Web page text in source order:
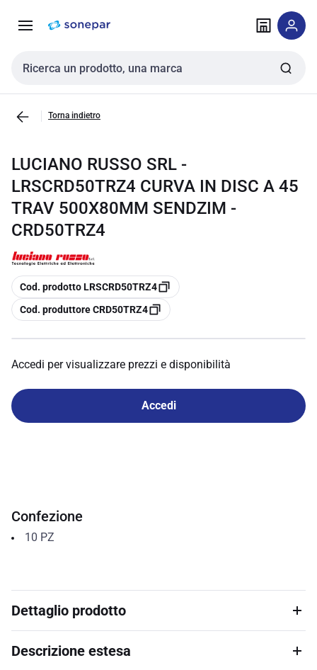
navigazione alla
Cerca input
Torna indietro
LUCIANO RUSSO SRL -
LRSCRD50TRZ4 CURVA IN DISC A 45
TRAV 500X80MM SENDZIM -
CRD50TRZ4
copia
Cod. prodotto LRSCRD50TRZ4
copia
Cod. produttore CRD50TRZ4
Accedi per visualizzare prezzi e disponibilità
Accedi
Confezione
10 PZ
Dettaglio prodotto
Descrizione estesa